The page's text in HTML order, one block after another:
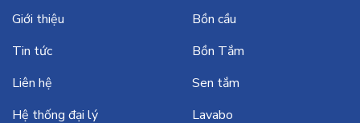
Giới thiệu
Tin tức
Liên hệ
Hệ thống đại lý
Bồn cầu
Bồn Tắm
Sen tắm
Lavabo